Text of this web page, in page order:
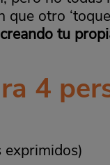
otro
tu
4